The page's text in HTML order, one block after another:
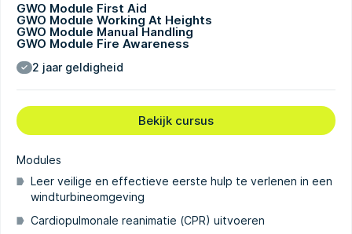
GWO Module First Aid
GWO Module Working At Heights
GWO Module Manual Handling
GWO Module Fire Awareness
2 jaar geldigheid
Bekijk cursus
Modules
Leer veilige en effectieve eerste hulp te verlenen in een
windturbineomgeving
Cardiopulmonale reanimatie (CPR) uitvoeren